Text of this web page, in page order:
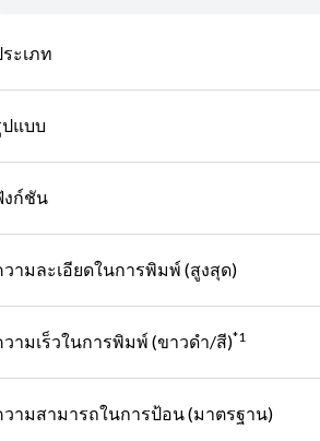
ะเภท
ปแบบ
งก์ชัน
วามละเอียดในการพิมพ์ (สูงสุด)
วามเร็วในการพิมพ์ (ขาวดํา/สี)*1
วามสามารถในการป้อน (มาตรฐาน)